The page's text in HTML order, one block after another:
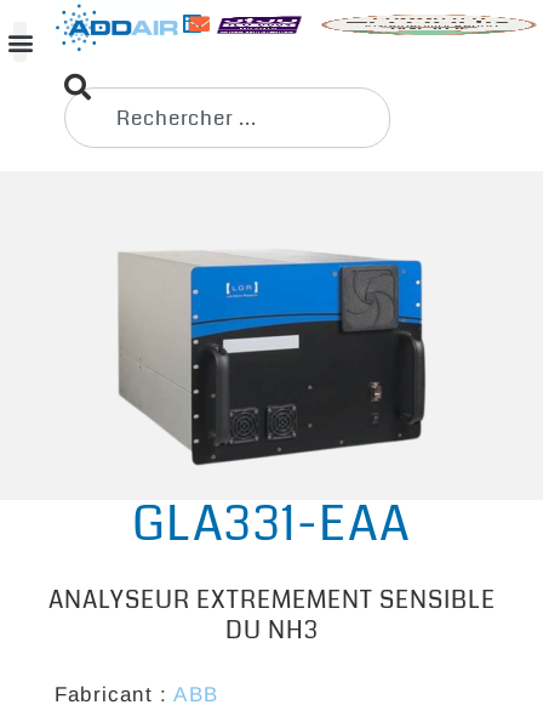
GLA331-EAA
ANALYSEUR EXTREMEMENT SENSIBLE
DU NH3
Fabricant :ABB